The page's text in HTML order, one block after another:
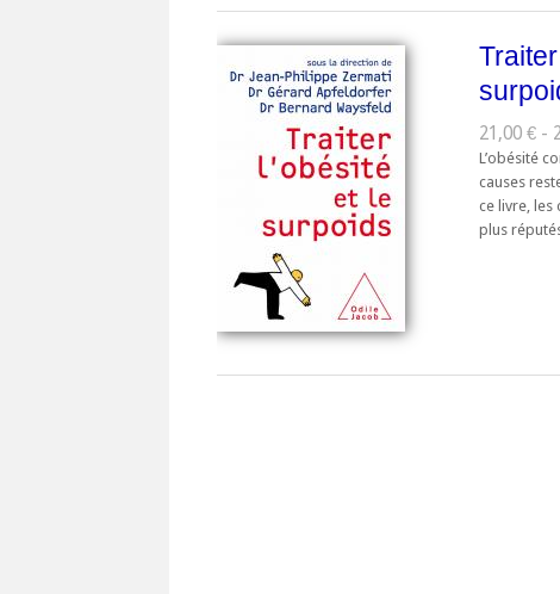
21,00 € -
L’obésité
causes
ce livre, les
plus